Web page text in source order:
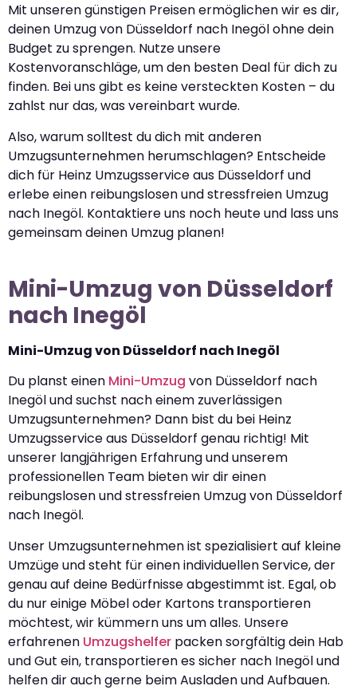
Mit unseren günstigen Preisen ermöglichen wir es dir,
deinen Umzug von Düsseldorf nach Inegöl ohne dein
Budget zu sprengen. Nutze unsere
Kostenvoranschläge, um den besten Deal für dich zu
finden. Bei uns gibt es keine versteckten Kosten – du
zahlst nur das, was vereinbart wurde.
Also, warum solltest du dich mit anderen
Umzugsunternehmen herumschlagen? Entscheide
dich für Heinz Umzugsservice aus Düsseldorf und
erlebe einen reibungslosen und stressfreien Umzug
nach Inegöl. Kontaktiere uns noch heute und lass uns
gemeinsam deinen Umzug planen!
Mini-Umzug von Düsseldorf
nach Inegöl
Mini-Umzug von Düsseldorf nach Inegöl
Du planst einen Mini-Umzug von Düsseldorf nach
Inegöl und suchst nach einem zuverlässigen
Umzugsunternehmen? Dann bist du bei Heinz
Umzugsservice aus Düsseldorf genau richtig! Mit
unserer langjährigen Erfahrung und unserem
professionellen Team bieten wir dir einen
reibungslosen und stressfreien Umzug von Düsseldorf
nach Inegöl.
Unser Umzugsunternehmen ist spezialisiert auf kleine
Umzüge und steht für einen individuellen Service, der
genau auf deine Bedürfnisse abgestimmt ist. Egal, ob
du nur einige Möbel oder Kartons transportieren
möchtest, wir kümmern uns um alles. Unsere
erfahrenen Umzugshelfer packen sorgfältig dein Hab
und Gut ein, transportieren es sicher nach Inegöl und
helfen dir auch gerne beim Ausladen und Aufbauen.